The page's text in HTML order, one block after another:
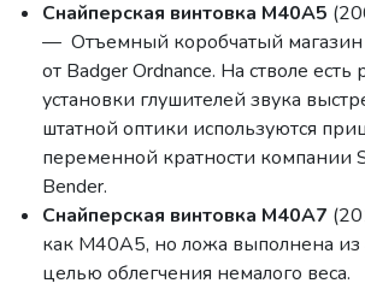
Снайперская винтовка М40A5
— Отъемный коробчатый магазин
от BadgerOrdnance. На стволе есть
установки глушителей звука
штатной оптики используются
переменной кратности компании
Bender.
Снайперская винтовка М40A7
как M40A5, но ложа выполнена
целью облегчения немалого веса.